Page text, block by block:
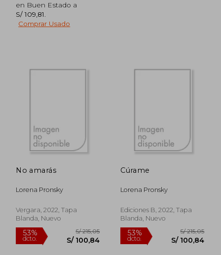
en Buen Estado a
S/ 109,81
Comprar Usado
No amarás
Lorena Pronsky
Vergara, 2022, Tapa
Blanda, Nuevo
Cúrame
Lorena Pronsky
Ediciones B, 2022, Tapa
Blanda, Nuevo